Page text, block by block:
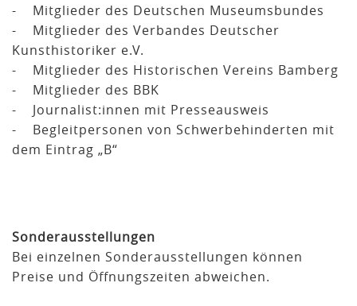
- Mitglieder des Deutschen Museumsbundes
- Mitglieder des Verbandes Deutscher
Kunsthistoriker e.V.
- Mitglieder des Historischen Vereins Bamberg
- Mitglieder des BBK
- Journalist:innen mit Presseausweis
- Begleitpersonen von Schwerbehinderten mit
dem Eintrag „B“
Sonderausstellungen
Bei einzelnen Sonderausstellungen können
Preise und Öffnungszeiten abweichen.